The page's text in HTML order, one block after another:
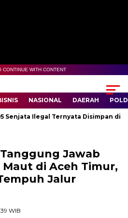
CONTINUE WITH CONTENT
NASIONAL DAERAH
Senjata Ilegal Ternyata Disimpan di
Jawab
Maut di Aceh Timur,
Jalur
WIB